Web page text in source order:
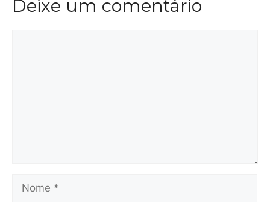
Deixe um comentário